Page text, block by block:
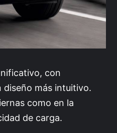
con
más intuitivo.
como en la
de carga.